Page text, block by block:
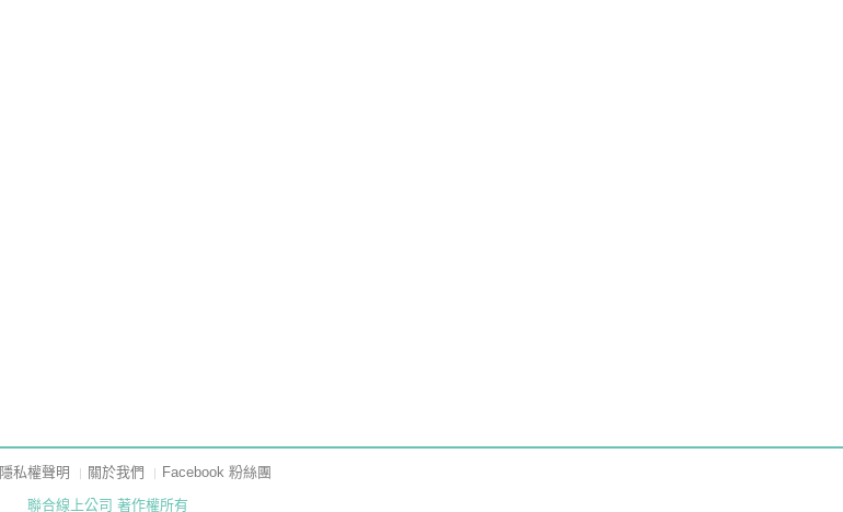
隱私權聲明 關於我們
Facebook 粉絲團
聯合線上公司 著作權所有